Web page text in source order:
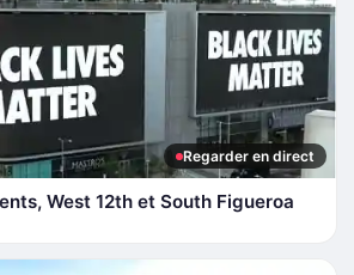
Regarder en direct
West 12th et South Figueroa